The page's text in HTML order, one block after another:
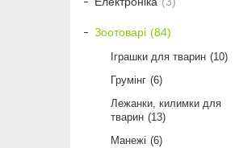
Зоотоварі 84
Іграшки для тварин
10
Грумінг 6
Лежанки, килимки для
тварин
13
Манежі
6